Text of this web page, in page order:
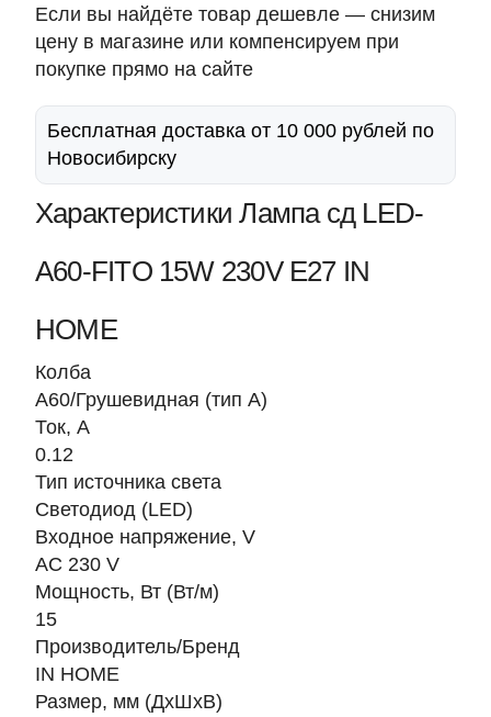
Если вы найдёте товар дешевле — снизим
цену в магазине или компенсируем при
покупке прямо на сайте
Бесплатная доставка от 10 000 рублей по
Новосибирску
Характеристики Лампа сд LED-
A60-FITO 15W 230V Е27 IN
HOME
Колба
A60/Грушевидная (тип A)
Ток, A
0.12
Тип источника света
Светодиод (LED)
Входное напряжение, V
AC 230 V
Мощность, Вт (Вт/м)
15
Производитель/Бренд
IN HOME
Размер, мм (ДхШхВ)